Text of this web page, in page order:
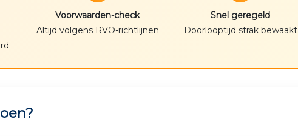
Voorwaarden-check
Altijd volgens RVO-richtlijnen
Snel geregeld
Doorlooptijd strak bewaakt